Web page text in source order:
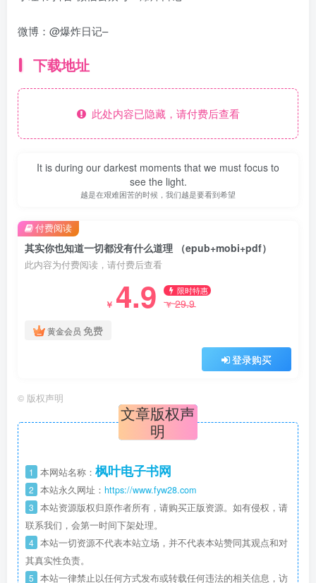
微博：@爆炸日记–
下载地址
此处内容已隐藏，请付费后查看
It is during our darkest moments that we must focus to
see the light.
越是在艰难困苦的时候，我们越是要看到希望
其实你也知道一切都没有什么道理 （epub+mobi+pdf）
此内容为付费阅读，请付费后查看
￥ 4.9 限时特惠
￥29.9
黄金会员 免费
登录购买
付费阅读
© 版权声明
文章版权声
明
1 本网站名称： 枫叶电子书网
2 本站永久网址： https://www.fyw28.com
3 本站资源版权归原作者所有，请购买正版资源。如有侵权，请
联系我们，会第一时间下架处理。
4 本站一切资源不代表本站立场，并不代表本站赞同其观点和对
其真实性负责。
5 本站一律禁止以任何方式发布或转载任何违法的相关信息，访